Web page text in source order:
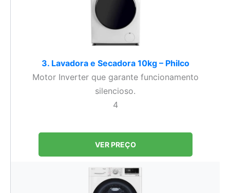
3. Lavadora e Secadora 10kg – Philco
Motor Inverter que garante funcionamento
silencioso.
4
VER PREÇO